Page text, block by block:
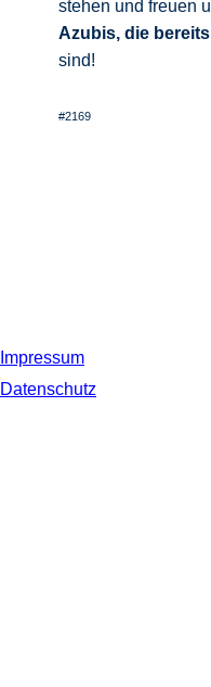
stehen und freuen
Azubis, die
sind!
#2169
Impressum
Datenschutz